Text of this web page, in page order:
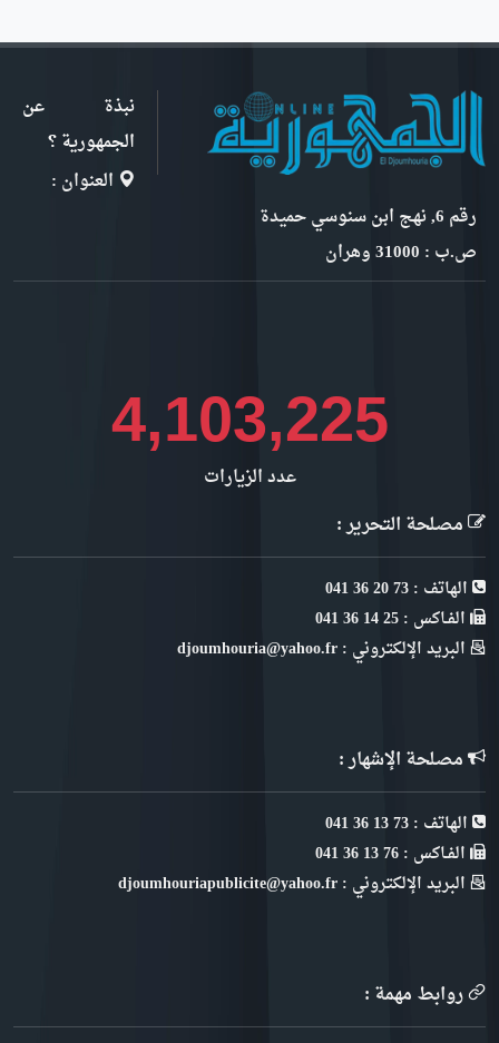
نبذة عن
الجمهورية ؟
العنوان :
رقم 6, نهج ابن سنوسي حميدة
ص.ب : 31000 وهران
4,476,241
عدد الزيارات
مصلحة التحرير :
الهاتف : 73 20 36 041
الفـاكس : 25 14 36 041
البريد الإلكتروني : djoumhouria@yahoo.fr
مصلحة الإشهار :
الهاتف : 73 13 36 041
الفـاكس : 76 13 36 041
البريد الإلكتروني : djoumhouriapublicite@yahoo.fr
روابط مهمة :